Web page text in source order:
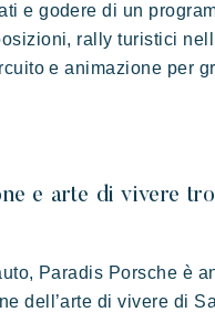
Tiki Huttes, un ambiente idilliaco e un
ai piedi della famosa spiaggia di
e godere di un
rally turistici
e animazione per
e arte di vivere
Paradis Porsche è
dell’arte di vivere di